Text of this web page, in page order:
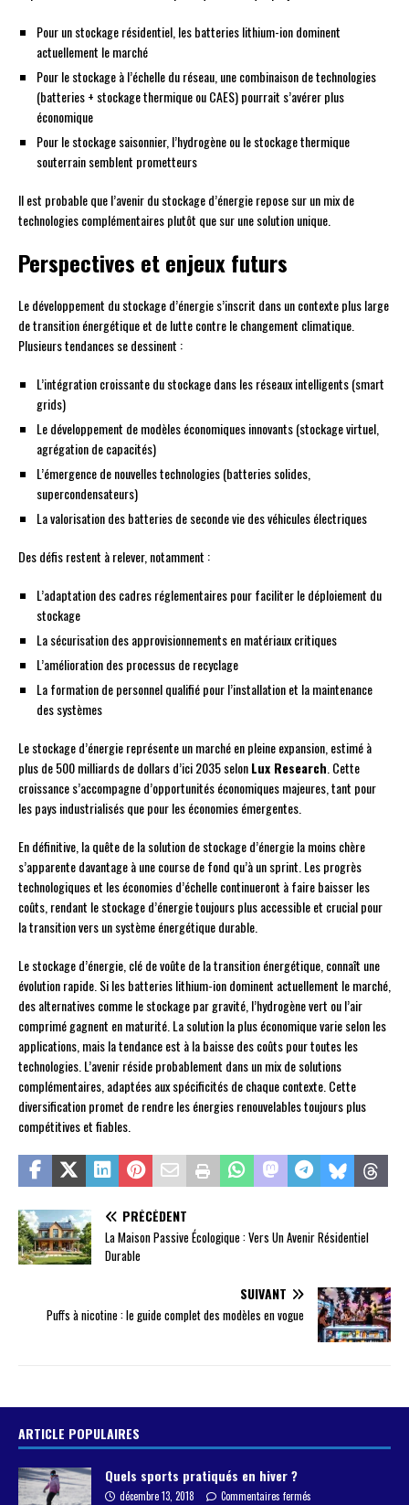
Pour un stockage résidentiel, les batteries lithium-ion dominent
actuellement le marché
Pour le stockage à l’échelle du réseau, une combinaison de technologies
(batteries + stockage thermique ou CAES) pourrait s’avérer plus
économique
Pour le stockage saisonnier, l’hydrogène ou le stockage thermique
souterrain semblent prometteurs
Il est probable que l’avenir du stockage d’énergie repose sur un mix de
technologies complémentaires plutôt que sur une solution unique.
Perspectives et enjeux futurs
Le développement du stockage d’énergie s’inscrit dans un contexte plus large
de transition énergétique et de lutte contre le changement climatique.
Plusieurs tendances se dessinent :
L’intégration croissante du stockage dans les réseaux intelligents (smart
grids)
Le développement de modèles économiques innovants (stockage virtuel,
agrégation de capacités)
L’émergence de nouvelles technologies (batteries solides,
supercondensateurs)
La valorisation des batteries de seconde vie des véhicules électriques
Des défis restent à relever, notamment :
L’adaptation des cadres réglementaires pour faciliter le déploiement du
stockage
La sécurisation des approvisionnements en matériaux critiques
L’amélioration des processus de recyclage
La formation de personnel qualifié pour l’installation et la maintenance
des systèmes
Le stockage d’énergie représente un marché en pleine expansion, estimé à
plus de 500 milliards de dollars d’ici 2035 selonLux Research. Cette
croissance s’accompagne d’opportunités économiques majeures, tant pour
les pays industrialisés que pour les économies émergentes.
En définitive, la quête de la solution de stockage d’énergie la moins chère
s’apparente davantage à une course de fond qu’à un sprint. Les progrès
technologiques et les économies d’échelle continueront à faire baisser les
coûts, rendant le stockage d’énergie toujours plus accessible et crucial pour
la transition vers un système énergétique durable.
Le stockage d’énergie, clé de voûte de la transition énergétique, connaît une
évolution rapide. Si les batteries lithium-ion dominent actuellement le marché,
des alternatives comme le stockage par gravité, l’hydrogène vert ou l’air
comprimé gagnent en maturité. La solution la plus économique varie selon les
applications, mais la tendance est à la baisse des coûts pour toutes les
technologies. L’avenir réside probablement dans un mix de solutions
complémentaires, adaptées aux spécificités de chaque contexte. Cette
diversification promet de rendre les énergies renouvelables toujours plus
compétitives et fiables.
PRÉCÉDENT
La Maison Passive Écologique : Vers Un Avenir Résidentiel
Durable
SUIVANT
Puffs à nicotine : le guide complet des modèles en vogue
ARTICLE POPULAIRES
Quels sports pratiqués en hiver ?
décembre 13, 2018 Commentaires fermés